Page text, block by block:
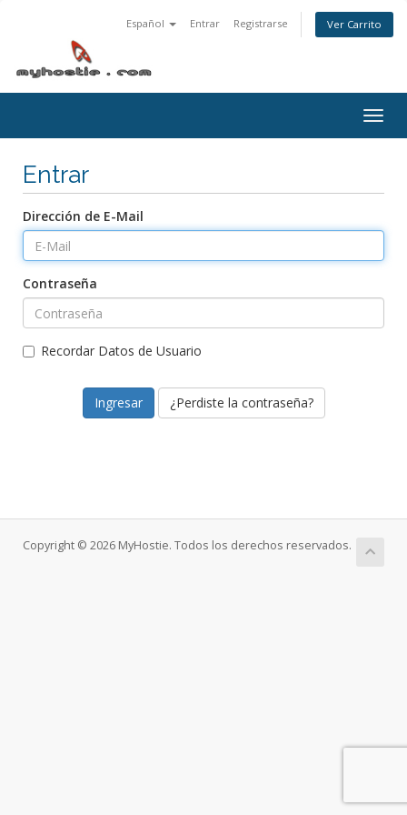
Español Entrar Registrarse Ver Carrito
Entrar
Dirección de E-Mail
Contraseña
Recordar Datos de Usuario
¿Perdiste la contraseña?
Copyright © 2026 MyHostie. Todos los derechos reservados.